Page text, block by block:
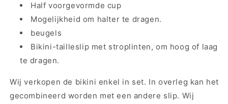
4012552
-
Sunset
Nile
4012552
-
Nile
Half voorgevormde cup
Mogelijkheid om halter te dragen.
beugels
Bikini-tailleslip met stroplinten, om hoog of laag
te dragen.
Wij verkopen de bikini enkel in set. In overleg kan het
gecombineerd worden met een andere slip. Wij